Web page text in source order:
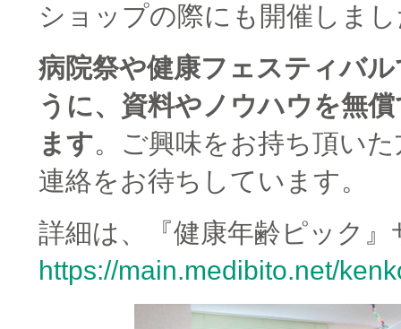
ショップの際にも開催しま
病院祭や健康フェスティバ
うに、資料やノウハウを無
ます。ご興味をお持ち頂い
連絡をお待ちしています。
詳細は、『健康年齢ピック
https://main.medibito.net/